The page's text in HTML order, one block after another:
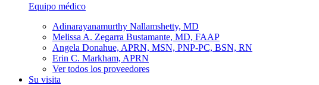
Equipo médico
Adinarayanamurthy Nallamshetty, MD
Melissa A. Zegarra Bustamante, MD, FAAP
Angela Donahue, APRN, MSN, PNP-PC, BSN, RN
Erin C. Markham, APRN
Ver todos los proveedores
Su visita